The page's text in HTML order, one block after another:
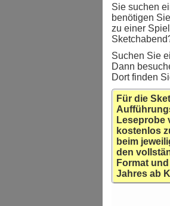
Sie suchen
benötigen
zu einer
Suchen Sie
Dann
Dort finden
Für die
Leseprobe
kostenlos
beim
den
Format
Jahres ab